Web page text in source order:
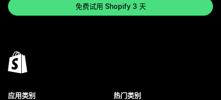
免费试用 Shopify 3 天
应用类别 热门类别